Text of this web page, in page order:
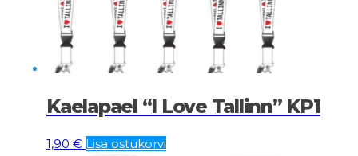
Kaelapael “I Love Tallinn” KP1
1,90 € Lisa ostukorvi